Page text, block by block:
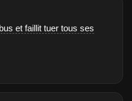
et faillit tuer tous ses